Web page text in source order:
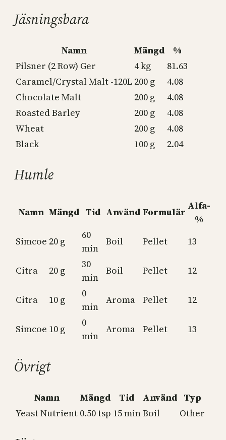
Jäsningsbara
Namn Mängd
%
Pilsner (2 Row) Ger
4 kg
81.63
Caramel/Crystal Malt -120L 200 g
4.08
Chocolate Malt
200 g
4.08
Roasted Barley
200 g
4.08
Wheat
200 g
4.08
Black
100 g 2.04
Humle
Namn Mängd Tid Använd Formulär
Alfa-
%
Simcoe 20 g
60
min
Boil Pellet 13
Citra 20 g
30
min
Boil Pellet 12
Citra 10 g
0
min
Aroma Pellet 12
Simcoe 10 g
0
min
Aroma Pellet 13
Övrigt
Namn Mängd Tid Använd Typ
Yeast Nutrient 0.50 tsp 15 minBoil Other